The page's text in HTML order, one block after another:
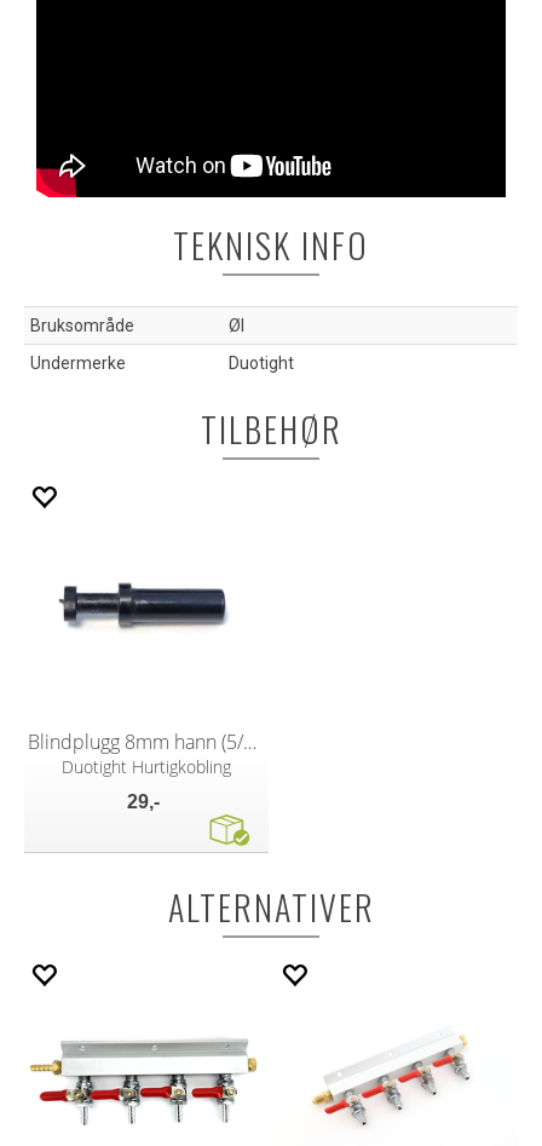
TEKNISK INFO
Bruksområde
Øl
Undermerke
Duotight
TILBEHØR
Blindplugg 8mm hann (5/16")
Duotight Hurtigkobling
29,-
ALTERNATIVER